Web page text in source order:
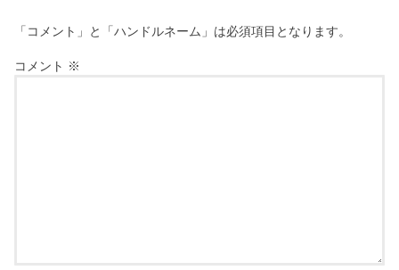
「コメント」と「ハンドルネーム」は必須項目となります。
コメント ※